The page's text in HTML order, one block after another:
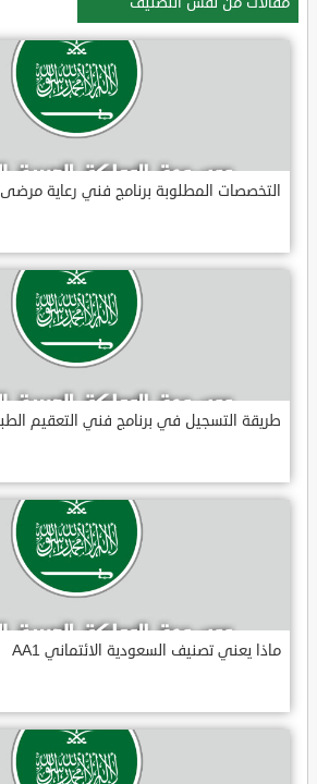
التخصصات المطلوبة برنامج فني رعاية مرضى 3
طريقة التسجيل في برنامج فني التعقيم
ماذا يعني تصنيف السعودية الائتماني AA1